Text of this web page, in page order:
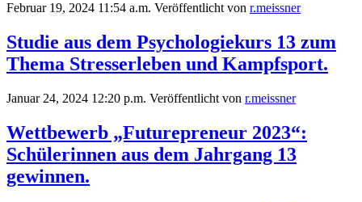
Februar 19, 2024 11:54 a.m. Veröffentlicht von r.meissner
Studie aus dem Psychologiekurs 13 zum
Thema Stresserleben und Kampfsport.
Januar 24, 2024 12:20 p.m. Veröffentlicht von r.meissner
Wettbewerb „Futurepreneur 2023“:
Schülerinnen aus dem Jahrgang 13
gewinnen.